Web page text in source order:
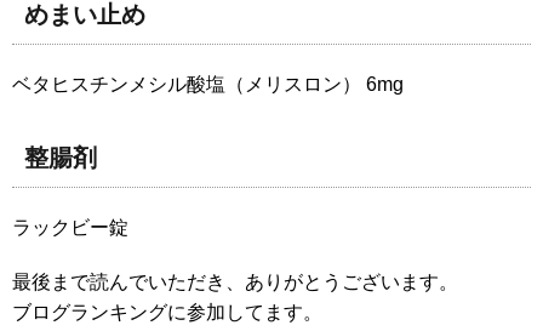
めまい止め
ベタヒスチンメシル酸塩（メリスロン） 6mg
整腸剤
ラックビー錠
最後まで読んでいただき、ありがとうございます。
ブログランキングに参加してます。